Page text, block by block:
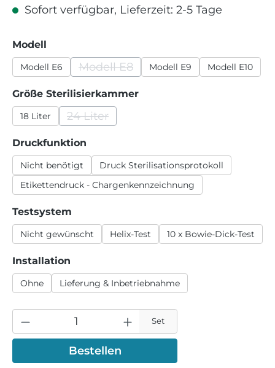
Sofort verfügbar, Lieferzeit: 2-5 Tage
Modell
Modell E6 Modell E8
(Diese Option ist zurzeit nicht
Modell E9 Modell E10
Größe Sterilisierkammerauswählen
18 Liter 24 Liter
(Diese Option ist zurzeit nicht verfügbar.)
Druckfunktion
Nicht benötigt
Druck Sterilisationsprotokoll
Etikettendruck - Chargenkennzeichnung
Testsystem
Nicht gewünscht Helix-Test 10 x Bowie-Dick-Test
Installation
Ohne Lieferung & Inbetriebnahme
Set
Bestellen